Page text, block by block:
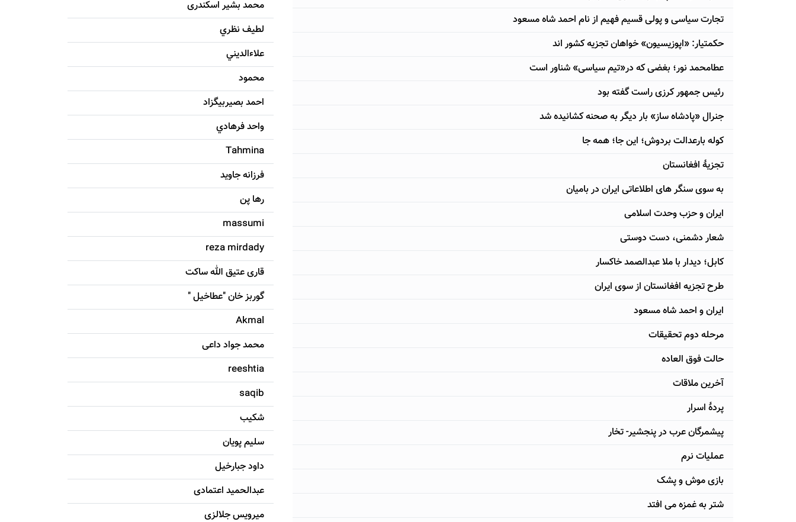
تجارت سیاسی و پولی قسیم فهیم از نام احمد شاه مسعود
حکمتیار: «اپوزیسیون» خواهان تجزیه کشور اند
عطامحمد نور؛ بغضی که در«تیم سیاسی» شناور است
رئیس جمهور کرزی راست گفته بود
جنرال «پادشاه ساز» بار دیگر به صحنه کشانیده شد
کوله بارعدالت بردوش؛ این جا؛ همه جا
تجزیۀ افغانستان
به سوی سنگر های اطلاعاتی ایران در بامیان
ایران و حزب وحدت اسلامی
شعار دشمنی، دست دوستی
کابل؛ دیدار با ملا عبدالصمد خاکسار
طرح تجزیه افغانستان از سوی ایران
ایران و احمد شاه مسعود
مرحله دوم تحقیقات
حالت فوق العاده
آخرین ملاقات
پردۀ اسرار
پیشمرگان عرب در پنجشیر- تخار
عملیات نرم
بازی موش و پشک
شتر به غمزه می افتد
محمد بشیر اسکندری
لطيف نظري
علاءالديني
محمود
احمد بصيربيگزاد
واحد فرهادي
Tahmina
فرزانه جاويد
رها پن
massumi
reza mirdady
قاری عتیق الله ساکت
گوربز خان "عطاخیل "
Akmal
محمد جواد داعی
reeshtia
saqib
شکيب
سليم پویان
داود جبارخیل
عبدالحمید اعتمادی
میرویس جلالزی